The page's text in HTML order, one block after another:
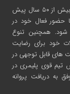
که پروانه صنعتی خود را بیش از ۵۰ سال پیش
حضور فعال خود در
شود. همچنین تنوع
خود برای رضایت
های قابل توجهی در
قوی پلیمری در
به دریافت پروانه